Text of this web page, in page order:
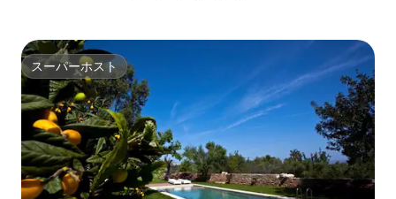
スーパーホスト
スーパーホスト